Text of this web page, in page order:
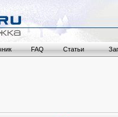
FAQ Статьи